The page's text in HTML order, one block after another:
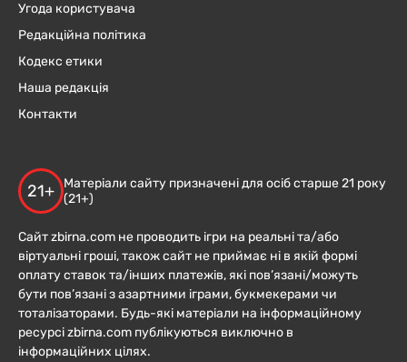
Угода користувача
Редакційна політика
Кодекс етики
Наша редакція
Контакти
21+
Матеріали сайту призначені для осіб старше 21 року
(21+)
Сайт zbirna.com не проводить ігри на реальні та/або
віртуальні гроші, також сайт не приймає ні в якій формі
оплату ставок та/інших платежів, які пов’язані/можуть
бути пов’язані з азартними іграми, букмекерами чи
тоталізаторами. Будь-які матеріали на інформаційному
ресурсі zbirna.com публікуються виключно в
інформаційних цілях.